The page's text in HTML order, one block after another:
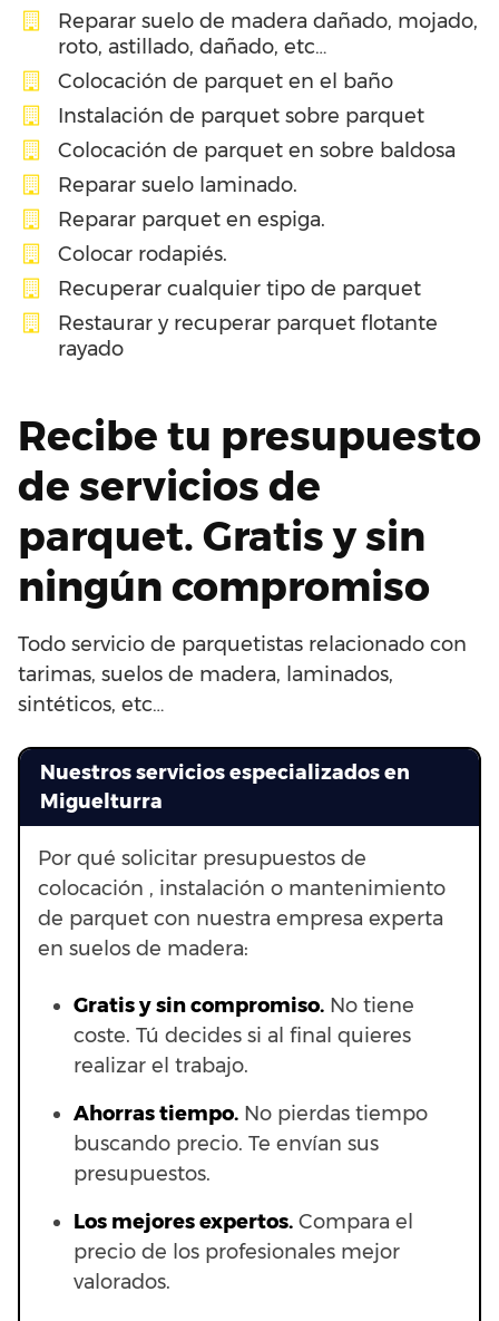
Reparar suelo de madera dañado, mojado,
roto, astillado, dañado, etc…
Colocación de parquet en el baño
Instalación de parquet sobre parquet
Colocación de parquet en sobre baldosa
Reparar suelo laminado.
Reparar parquet en espiga.
Colocar rodapiés.
Recuperar cualquier tipo de parquet
Restaurar y recuperar parquet flotante
rayado
Recibe tu presupuesto
de servicios de
parquet. Gratis y sin
ningún compromiso
Todo servicio de parquetistas relacionado con
tarimas, suelos de madera, laminados,
sintéticos, etc…
Nuestros servicios especializados en
Miguelturra
Por qué solicitar presupuestos de
colocación , instalación o mantenimiento
de parquet con nuestra empresa experta
en suelos de madera:
Gratis y sin compromiso. No tiene
coste. Tú decides si al final quieres
realizar el trabajo.
Ahorras tiempo. No pierdas tiempo
buscando precio. Te envían sus
presupuestos.
Los mejores expertos. Compara el
precio de los profesionales mejor
valorados.